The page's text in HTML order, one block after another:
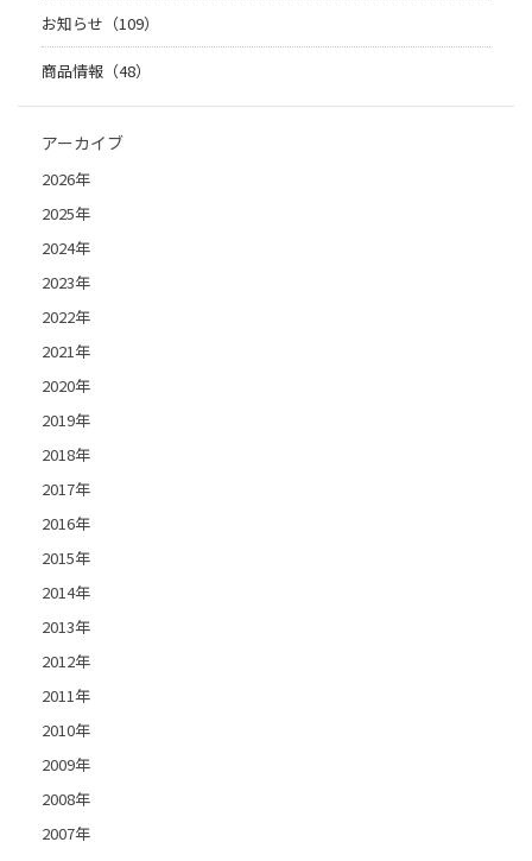
お知らせ（109）
商品情報（48）
アーカイブ
2026年
2025年
2024年
2023年
2022年
2021年
2020年
2019年
2018年
2017年
2016年
2015年
2014年
2013年
2012年
2011年
2010年
2009年
2008年
2007年